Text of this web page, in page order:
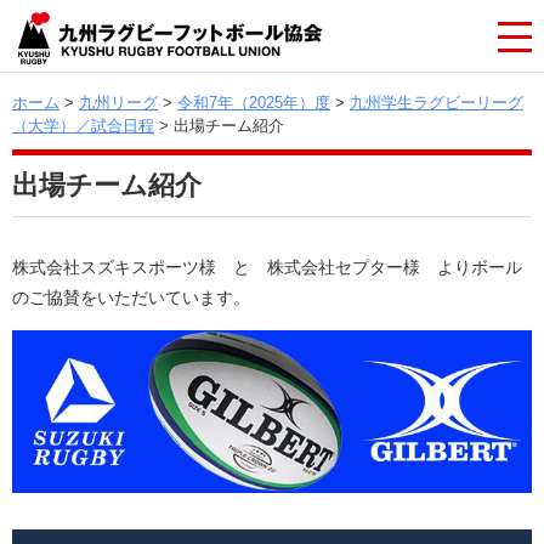
ホーム > 九州リーグ > 令和7年（2025年）度 > 九州学生ラグビーリーグ
（大学）／試合日程 > 出場チーム紹介
出場チーム紹介
株式会社スズキスポーツ様 と 株式会社セプター様 よりボール
のご協賛をいただいています。